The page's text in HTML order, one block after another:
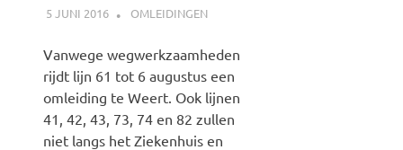
5 JUNI 2016 JOHAN
OMLEIDINGEN
Vanwege wegwerkzaamheden
rijdt lijn 61 tot 6 augustus een
omleiding te Weert. Ook lijnen
41, 42, 43, 73, 74 en 82 zullen
niet langs het Ziekenhuis en